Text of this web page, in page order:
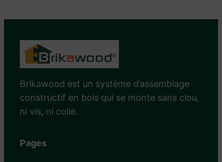
Brikawood est un système d’assemblage
constructif en bois qui se monte sans clou,
ni vis, ni colle.
Pages